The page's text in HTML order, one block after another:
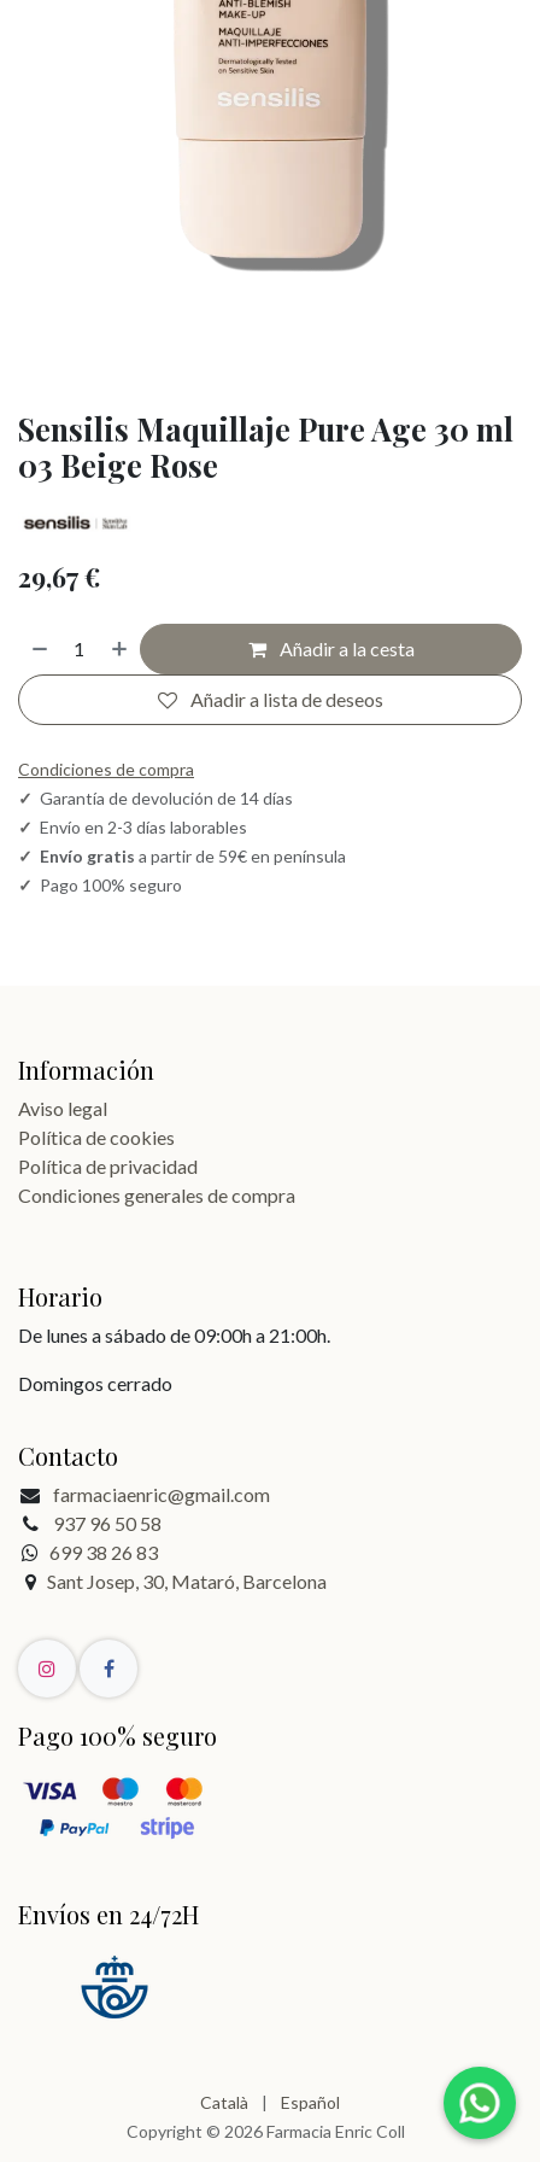
Sensilis Maquillaje Pure Age 30 ml
03 Beige Rose
29,67€
Añadir a la cesta
Añadir a lista de deseos
Condiciones de compra
✓ Garantía de devolución de 14 días
✓ Envío en 2-3 días laborables
✓ Envío gratis a partir de 59€ en península
✓ Pago 100% seguro
Información
Aviso legal
Política de cookies
Política de privacidad
Condiciones generales de compra
Horario
De lunes a sábado de 09:00h a 21:00h.
Domingos cerrado
Contacto
farmaciaenric@gmail.com
937 96 50 58
699 38 26 83
Sant Josep, 30, Mataró, Barcelona
Pago 100% seguro
Envíos en 24/72H
Copyright © 2026 Farmacia Enric Coll
Català | Español